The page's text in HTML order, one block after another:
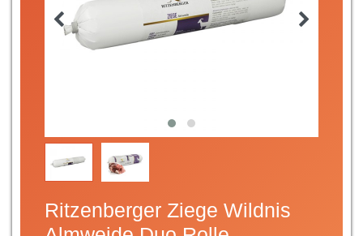
Ritzenberger Ziege Wildnis